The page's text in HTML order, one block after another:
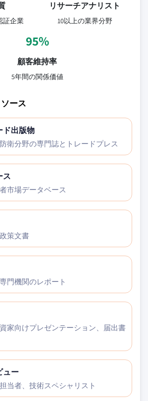
証企業
リサーチアナリスト
10以上の業界分野
95%
顧客維持率
5年間の関係価値
ース
ド出版物
衛分野の専門誌とトレードプレス
ス
市場データベース
策文書
門機関のレポート
家向けプレゼンテーション、届出書
ュー
当者、技術スペシャリスト